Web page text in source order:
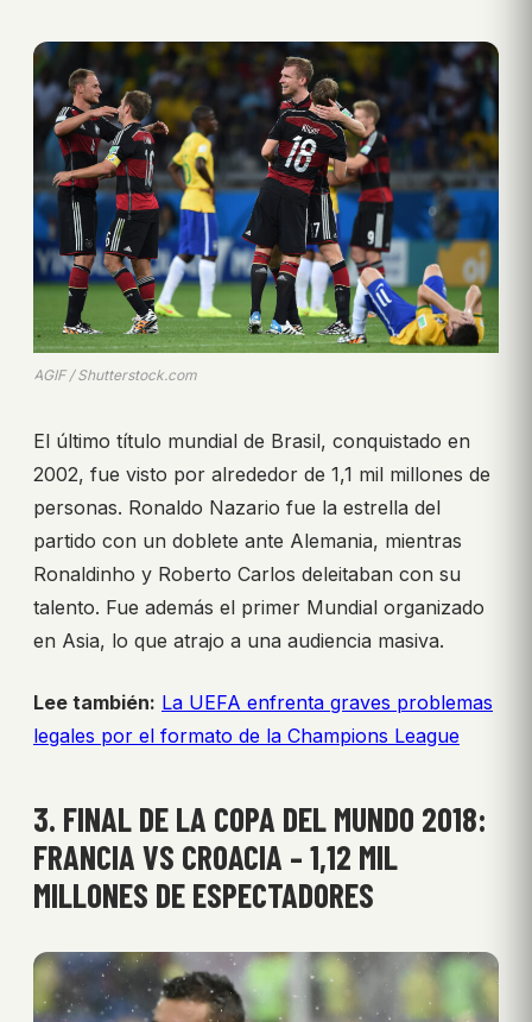
AGIF / Shutterstock.com
El último título mundial de Brasil, conquistado en
2002, fue visto por alrededor de 1,1 mil millones de
personas. Ronaldo Nazario fue la estrella del
partido con un doblete ante Alemania, mientras
Ronaldinho y Roberto Carlos deleitaban con su
talento. Fue además el primer Mundial organizado
en Asia, lo que atrajo a una audiencia masiva.
Lee también: La UEFA enfrenta graves problemas
legales por el formato de la Champions League
3. FINAL DE LA COPA DEL MUNDO 2018:
FRANCIA VS CROACIA – 1,12 MIL
MILLONES DE ESPECTADORES